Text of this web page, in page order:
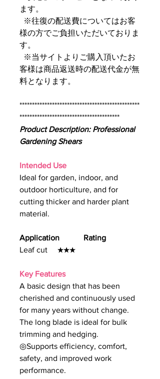
ます。
※往復の配送費についてはお客
様の方でご負担いただいておりま
す。
※当サイトよりご購入頂いたお
客様は商品返送時の配送代金が無
料となります。
************************************************
****************************************
Product Description: Professional
Gardening Shears
Intended Use
Ideal for garden, indoor, and
outdoor horticulture, and for
cutting thicker and harder plant
material.
Application Rating
Leaf cut ★★★
Key Features
A basic design that has been
cherished and continuously used
for many years without change.
The long blade is ideal for bulk
trimming and hedging.
◎Supports efficiency, comfort,
safety, and improved work
performance.